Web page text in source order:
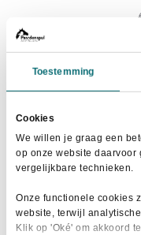
Toestemming
Cookies
We willen je graag een
op onze website daarvoor
vergelijkbare technieken.
Onze functionele cookies
website, terwijl
Klik op 'Oké' om akkoord
- 25%